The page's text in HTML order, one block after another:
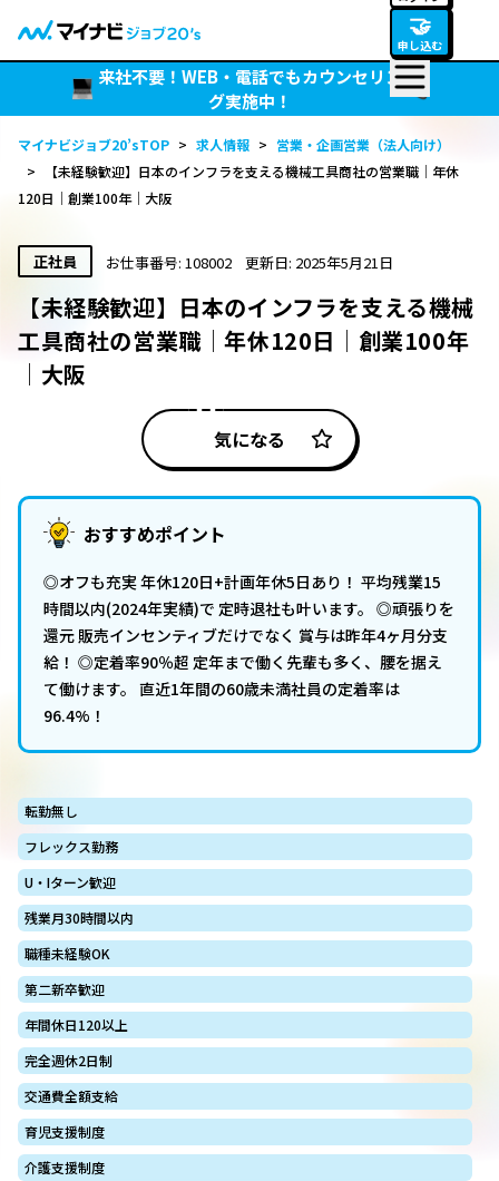
🤝
申し込む
来社不要！WEB・電話でもカウンセリン
グ実施中！
マイナビジョブ20’sTOP > 求人情報 > 営業・企画営業（法人向け）
>
【未経験歓迎】日本のインフラを支える機械工具商社の営業職│年休
120日│創業100年│大阪
正社員 お仕事番号: 108002 更新日: 2025年5月21日
【未経験歓迎】日本のインフラを支える機械
工具商社の営業職│年休120日│創業100年
│大阪
気になる
おすすめポイント
◎オフも充実 年休120日+計画年休5日あり！ 平均残業15
時間以内(2024年実績)で 定時退社も叶います。 ◎頑張りを
還元 販売インセンティブだけでなく 賞与は昨年4ヶ月分支
給！ ◎定着率90％超 定年まで働く先輩も多く、腰を据え
て働けます。 直近1年間の60歳未満社員の定着率は
96.4%！
転勤無し
フレックス勤務
U・Iターン歓迎
残業月30時間以内
職種未経験OK
第二新卒歓迎
年間休日120以上
完全週休2日制
交通費全額支給
育児支援制度
介護支援制度